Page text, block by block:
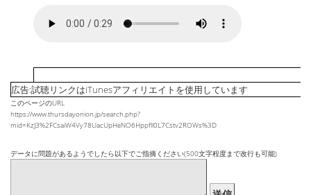
広告:試聴リンクはiTunesアフィリエイトを使用しています
このページのURL
https://www.thursdayonion.jp/search.php?
mid=KzJ3%2FCsaiW4Vy78UacUpHeNO6Hppfll0L7Cstv2ROWs%3D
データに問題があるようでしたら以下でご指摘ください(500文字程度まで改行も可能)